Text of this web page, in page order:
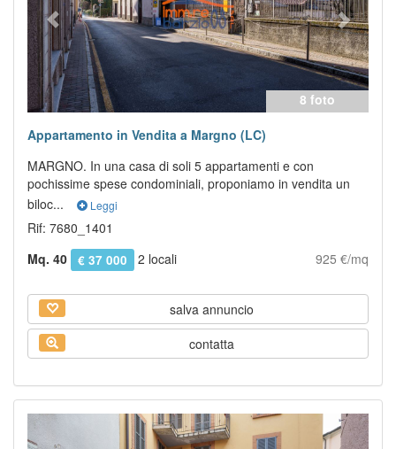
8 foto
Appartamento in Vendita a Margno (LC)
MARGNO. In una casa di soli 5 appartamenti e con
pochissime spese condominiali, proponiamo in vendita un
biloc...
Leggi
Rif: 7680_1401
Mq. 40
€ 37 000 2 locali 925 €/mq
salva annuncio
contatta
Next